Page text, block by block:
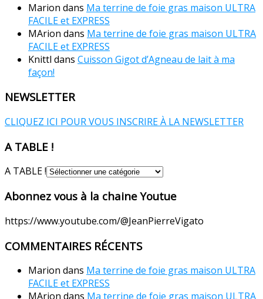
Marion dans Ma terrine de foie gras maison ULTRA
FACILE et EXPRESS
MArion dans Ma terrine de foie gras maison ULTRA
FACILE et EXPRESS
Knittl dans Cuisson Gigot d’Agneau de lait à ma
façon!
NEWSLETTER
CLIQUEZ ICI POUR VOUS INSCRIRE À LA NEWSLETTER
A TABLE !
A TABLE !
Abonnez vous à la chaine Youtue
https://www.youtube.com/@JeanPierreVigato
COMMENTAIRES RÉCENTS
Marion dans Ma terrine de foie gras maison ULTRA
FACILE et EXPRESS
MArion dans Ma terrine de foie gras maison ULTRA